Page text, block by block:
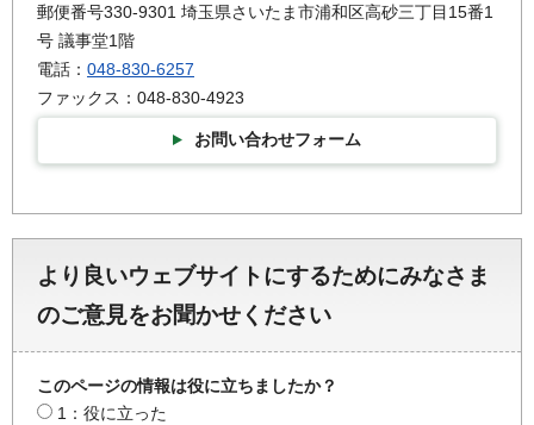
郵便番号330-9301 埼玉県さいたま市浦和区高砂三丁目15番1
号 議事堂1階
電話： 048-830-6257
ファックス：048-830-4923
お問い合わせフォーム
より良いウェブサイトにするためにみなさま
のご意見をお聞かせください
このページの情報は役に立ちましたか？
1：役に立った